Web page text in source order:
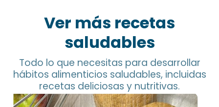
Ver más recetas
saludables
Todo lo que necesitas para desarrollar
hábitos alimenticios saludables, incluidas
recetas deliciosas y nutritivas.
Pan de Garbanzo